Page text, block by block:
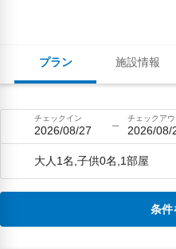
プラン 施設情報
チェックイン
2026/08/27
チェックアウ
2026/08/
大人1名,子供0名,1部屋
条件